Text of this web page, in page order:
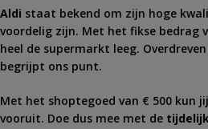
Aldi staat bekend om zijn hoge
voordelig zijn. Met het fikse bedrag
heel de supermarkt leeg.
begrijpt ons punt.
Met het shoptegoed van € 500 kun
vooruit. Doe dus mee met de